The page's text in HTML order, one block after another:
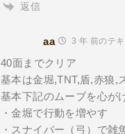
返信
aa 3 年 前のテキ
40面までクリア
基本は金堀,TNT,盾,赤狼,
基本下記のムーブを心が
・金堀で行動を増やす
・スナイパー（弓）で雑